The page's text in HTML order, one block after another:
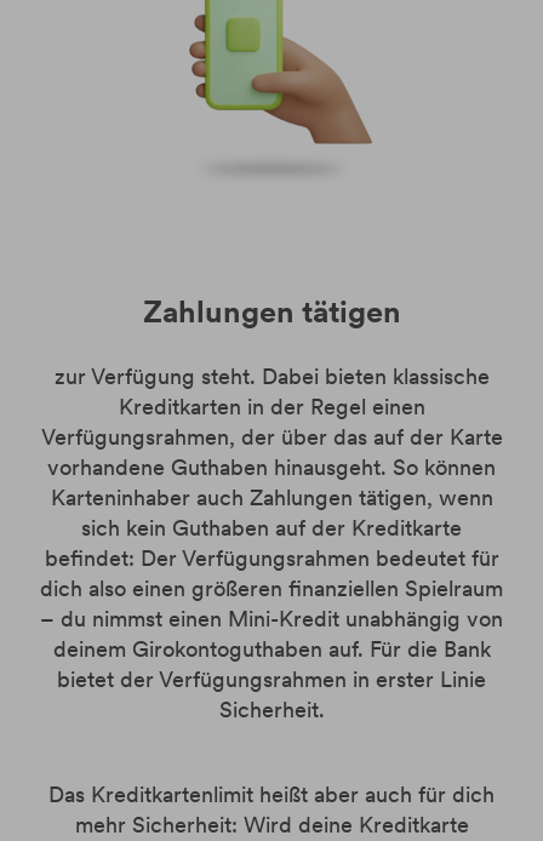
Zahlungen tätigen
zur Verfügung steht. Dabei bieten klassische
Kreditkarten in der Regel einen
Verfügungsrahmen, der über das auf der Karte
vorhandene Guthaben hinausgeht. So können
Karteninhaber auch Zahlungen tätigen, wenn
sich kein Guthaben auf der Kreditkarte
befindet: Der Verfügungsrahmen bedeutet für
dich also einen größeren finanziellen Spielraum
– du nimmst einen Mini-Kredit unabhängig von
deinem Girokontoguthaben auf. Für die Bank
bietet der Verfügungsrahmen in erster Linie
Sicherheit.
Das Kreditkartenlimit heißt aber auch für dich
mehr Sicherheit: Wird deine Kreditkarte